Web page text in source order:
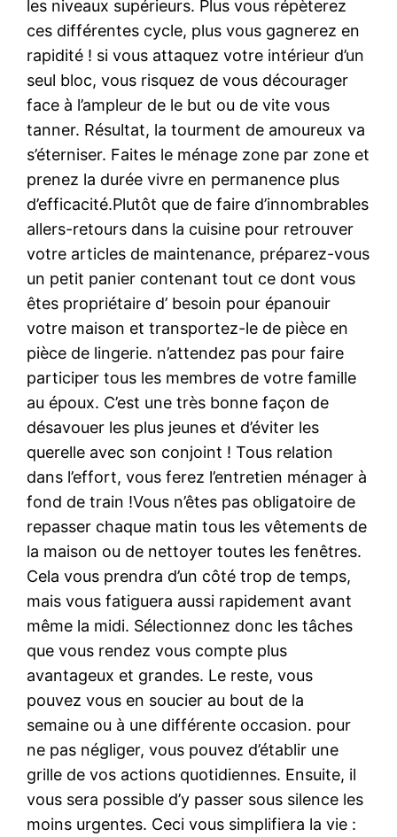
les niveaux supérieurs. Plus vous répèterez
ces différentes cycle, plus vous gagnerez en
rapidité ! si vous attaquez votre intérieur d’un
seul bloc, vous risquez de vous décourager
face à l’ampleur de le but ou de vite vous
tanner. Résultat, la tourment de amoureux va
s’éterniser. Faites le ménage zone par zone et
prenez la durée vivre en permanence plus
d’efficacité.Plutôt que de faire d’innombrables
allers-retours dans la cuisine pour retrouver
votre articles de maintenance, préparez-vous
un petit panier contenant tout ce dont vous
êtes propriétaire d’ besoin pour épanouir
votre maison et transportez-le de pièce en
pièce de lingerie. n’attendez pas pour faire
participer tous les membres de votre famille
au époux. C’est une très bonne façon de
désavouer les plus jeunes et d’éviter les
querelle avec son conjoint ! Tous relation
dans l’effort, vous ferez l’entretien ménager à
fond de train !Vous n’êtes pas obligatoire de
repasser chaque matin tous les vêtements de
la maison ou de nettoyer toutes les fenêtres.
Cela vous prendra d’un côté trop de temps,
mais vous fatiguera aussi rapidement avant
même la midi. Sélectionnez donc les tâches
que vous rendez vous compte plus
avantageux et grandes. Le reste, vous
pouvez vous en soucier au bout de la
semaine ou à une différente occasion. pour
ne pas négliger, vous pouvez d’établir une
grille de vos actions quotidiennes. Ensuite, il
vous sera possible d’y passer sous silence les
moins urgentes. Ceci vous simplifiera la vie :